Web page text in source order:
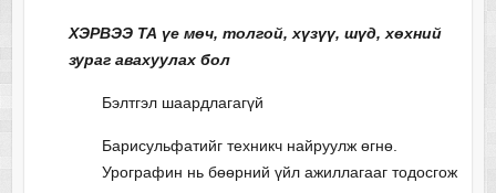
ХЭРВЭЭ ТА үе мөч, толгой, хүзүү, шүд, хөхний
зураг авахуулах бол
Бэлтгэл шаардлагагүй
Барисульфатийг техникч найруулж өгнө.
Урографин нь бөөрний үйл ажиллагааг тодосгож